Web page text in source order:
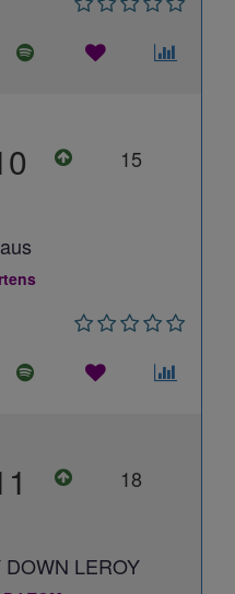
15
18
DOWN LEROY